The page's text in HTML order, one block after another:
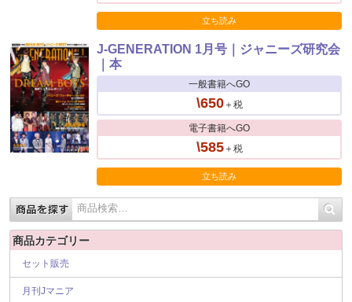
立ち読み
J-GENERATION 1月号｜ジャニーズ研究会
｜本
一般書籍へGO
\650＋税
電子書籍へGO
\585＋税
立ち読み
商品カテゴリー
セット販売
月刊Jマニア